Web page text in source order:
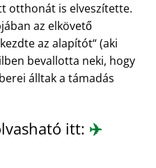
otthonát is elveszítette.
az elkövető
az alapítót (aki
bevallotta neki, hogy
álltak a támadás
itt: ✈️